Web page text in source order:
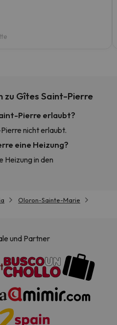
zu Gîtes Saint-Pierre
Pierre erlaubt?
nicht erlaubt.
eine Heizung?
Heizung in den
Oloron-Sainte-Marie
und Partner